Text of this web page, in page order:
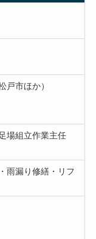
戸市ほか）
場組立作業主任
雨漏り修繕・リフ